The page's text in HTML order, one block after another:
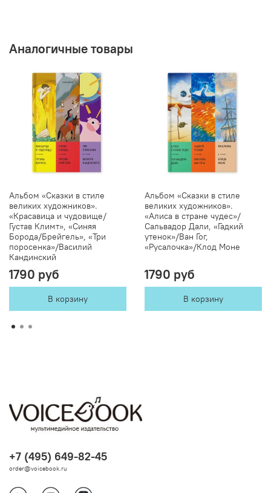
Аналогичные товары
Альбом «Сказки в стиле
великих художников».
«Красавица и чудовище/
Густав Климт», «Синяя
Борода/Брейгель», «Три
поросенка»/Василий
Кандинский
1790 руб
В корзину
Альбом «Сказки в стиле
великих художников».
«Алиса в стране чудес»/
Сальвадор Дали, «Гадкий
утенок»/Ван Гог,
«Русалочка»/Клод Моне
1790 руб
В корзину
+7 (495) 649-82-45
order@voicebook.ru